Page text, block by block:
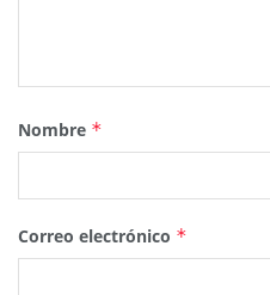
Nombre *
Correo electrónico *